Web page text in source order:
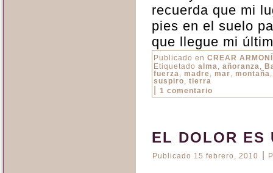
recuerda que mi
pies en el suelo
que llegue mi
Publicado en CREAR
Etiquetado alma, añoranza,
fuerza, madre, mar, montaña
suspiro, tierra
1 comentario
EL DOLOR ES
Publicado 15 febrero, 2010